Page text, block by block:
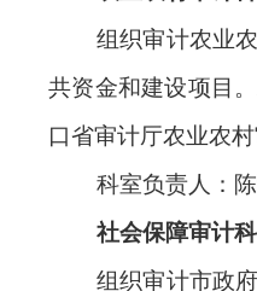
组织审计农业
共资金和建设项目
口省审计厅农业农村
科室负责人：
社会保障审计科
组织审计市政